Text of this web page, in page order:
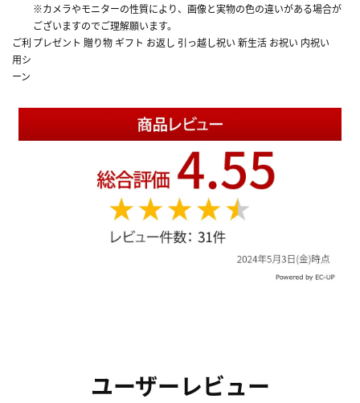
※カメラやモニターの性質により、画像と実物の色の違いがある場合が
ございますのでご理解願います。
ご利
用シ
ーン
プレゼント 贈り物 ギフト お返し 引っ越し祝い 新生活 お祝い 内祝い
ユーザーレビュー